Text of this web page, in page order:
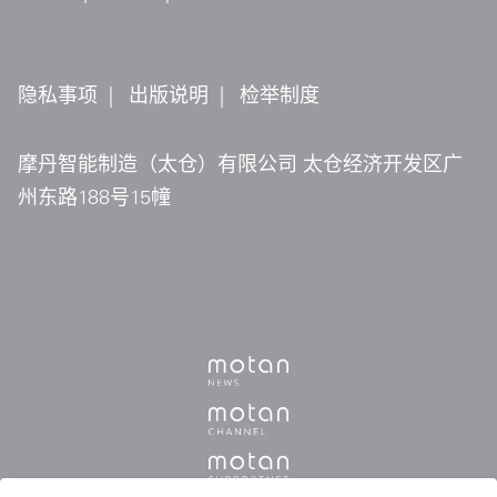
隐私事项 出版说明 检举制度
摩丹智能制造（太仓）有限公司 太仓经济开发区广
州东路188号15幢